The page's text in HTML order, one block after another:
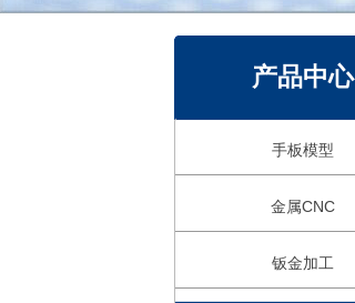
产品中心
手板模型
金属CNC
钣金加工